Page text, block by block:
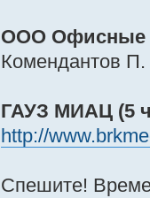
ООО Офисные
Комендантов П.
ГАУЗ МИАЦ (5
http://
Спешите!